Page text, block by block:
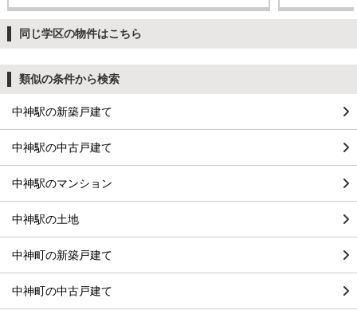
同じ学区の物件はこちら
類似の条件から検索
中神駅の新築戸建て
中神駅の中古戸建て
中神駅のマンション
中神駅の土地
中神町の新築戸建て
中神町の中古戸建て